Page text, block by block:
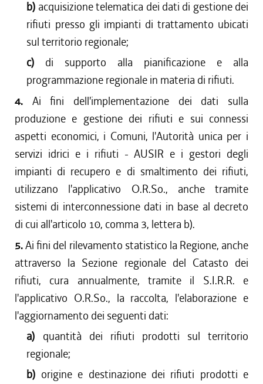
b) acquisizione telematica dei dati di gestione dei
rifiuti presso gli impianti di trattamento ubicati
sul territorio regionale;
c) di supporto alla pianificazione e alla
programmazione regionale in materia di rifiuti.
4. Ai fini dell'implementazione dei dati sulla
produzione e gestione dei rifiuti e sui connessi
aspetti economici, i Comuni, l'Autorità unica per i
servizi idrici e i rifiuti - AUSIR e i gestori degli
impianti di recupero e di smaltimento dei rifiuti,
utilizzano l'applicativo O.R.So., anche tramite
sistemi di interconnessione dati in base al decreto
di cui all'articolo 10, comma 3, lettera b).
5.Ai fini del rilevamento statistico la Regione, anche
attraverso la Sezione regionale del Catasto dei
rifiuti, cura annualmente, tramite il S.I.R.R. e
l'applicativo O.R.So., la raccolta, l'elaborazione e
l'aggiornamento dei seguenti dati:
a) quantità dei rifiuti prodotti sul territorio
regionale;
b) origine e destinazione dei rifiuti prodotti e